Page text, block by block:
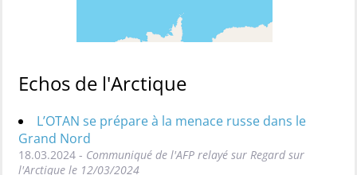
Echos de l'Arctique
L’OTAN se prépare à la menace russe dans le
Grand Nord
18.03.2024 - Communiqué de l'AFP relayé sur Regard sur
l'Arctique le 12/03/2024